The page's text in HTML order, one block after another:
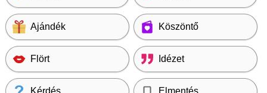
Ajándék Köszöntő
Flört Idézet
Kérdés Elmentés